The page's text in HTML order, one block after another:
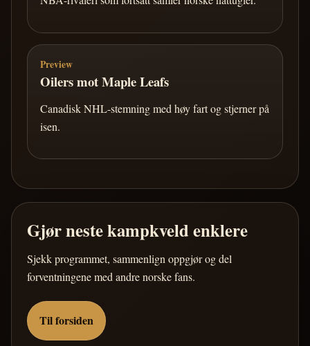
Preview
Oilers mot Maple Leafs
Canadisk NHL-stemning med høy fart og stjerner på
isen.
Gjør neste kampkveld enklere
Sjekk programmet, sammenlign oppgjør og del
forventningene med andre norske fans.
Til forsiden